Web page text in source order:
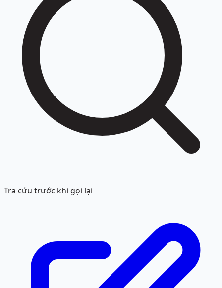
Tra cứu trước khi gọi lại